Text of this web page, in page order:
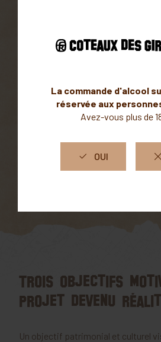
Des cépages rares
DÉCOUVRIR
replantant des vignes au hameau «
Trois objectifs
projet devenu
Un objectif patrimonial et culturel